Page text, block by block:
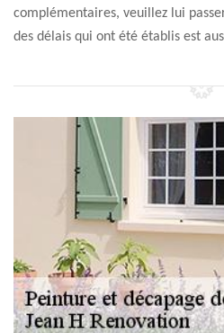
complémentaires, veuillez lui
des délais qui ont été établis est